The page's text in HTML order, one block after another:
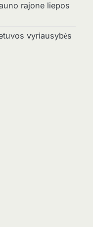
rajone liepos
vyriausybės